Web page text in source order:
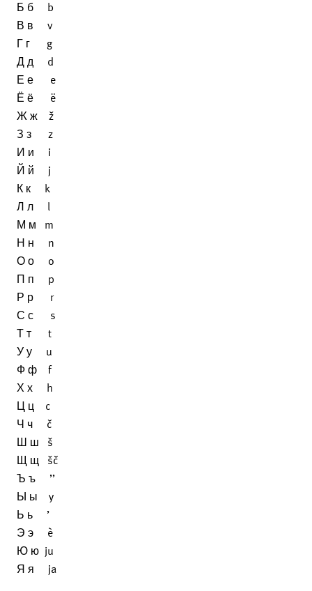
Б б b
В в v
Г г g
Д д d
Е е e
Ё ё ë
Ж ж ž
З з z
И и i
Й й j
К к k
Л л l
М м m
Н н n
О о o
П п p
Р р r
С с s
Т т t
У у u
Ф ф f
Х х h
Ц ц c
Ч ч č
Ш ш š
Щ щ šč
Ъ ъ ’’
Ы ы y
Ь ь ’
Э э è
Ю ю ju
Я я ja